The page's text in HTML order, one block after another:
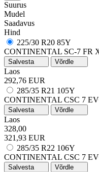
Suurus
Mudel
Saadavus
Hind
225/30 R20 85Y
CONTINENTAL SC-7 FR
Salvesta Võrdle
Laos
292,76 EUR
285/35 R21 105Y
CONTINENTAL CSC 7
Salvesta Võrdle
Laos
328,00
321,93 EUR
285/35 R22 106Y
CONTINENTAL CSC 7
Salvesta Võrdle